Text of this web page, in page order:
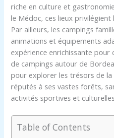
riche en culture et
le Médoc, ces lieux privilégient
Par ailleurs, les campings
animations et équipements
expérience enrichissante pour
de campings autour de
pour explorer les trésors de la
réputés à ses vastes forêts,
activités sportives et
Table of Contents